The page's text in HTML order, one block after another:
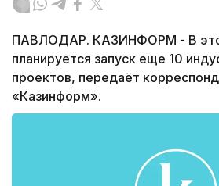
ПАВЛОДАР. КАЗИНФОРМ - В
планируется запуск еще 10
проектов, передаёт
«Казинформ».